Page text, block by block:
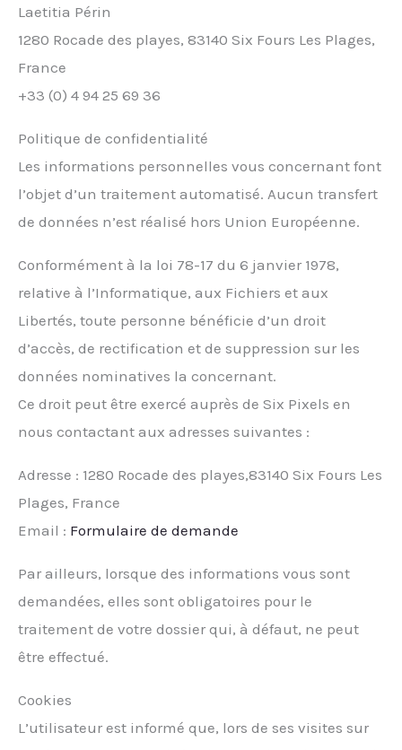
Laetitia Périn
1280 Rocade des playes, 83140 Six Fours Les Plages,
France
+33 (0) 4 94 25 69 36
Politique de confidentialité
Les informations personnelles vous concernant font
l’objet d’un traitement automatisé. Aucun transfert
de données n’est réalisé hors Union Européenne.
Conformément à la loi 78-17 du 6 janvier 1978,
relative à l’Informatique, aux Fichiers et aux
Libertés, toute personne bénéficie d’un droit
d’accès, de rectification et de suppression sur les
données nominatives la concernant.
Ce droit peut être exercé auprès de Six Pixels en
nous contactant aux adresses suivantes :
Adresse : 1280 Rocade des playes,83140 Six Fours Les
Plages, France
Email : Formulaire de demande
Par ailleurs, lorsque des informations vous sont
demandées, elles sont obligatoires pour le
traitement de votre dossier qui, à défaut, ne peut
être effectué.
Cookies
L’utilisateur est informé que, lors de ses visites sur